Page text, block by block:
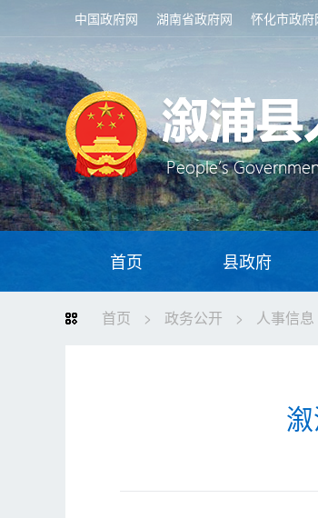
中国政府网 湖南省政府网 怀化市政府
首页 县政府
首页 > 政务公开 > 人事信息